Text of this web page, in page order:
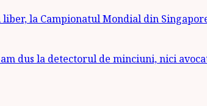
la Campionatul Mondial din
dus la detectorul de minciuni, nici